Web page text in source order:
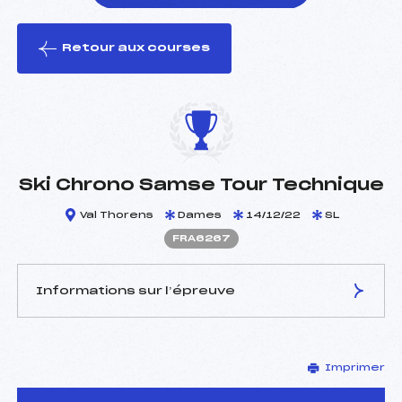
le ski
Retour aux courses
Ski Chrono Samse Tour Technique
Val Thorens Dames 14/12/22 SL
FRA6267
Informations sur l’épreuve
MURMANN Markus (FIS)
Arbitre :
AGNELLET JEAN MICHEL
Imprimer